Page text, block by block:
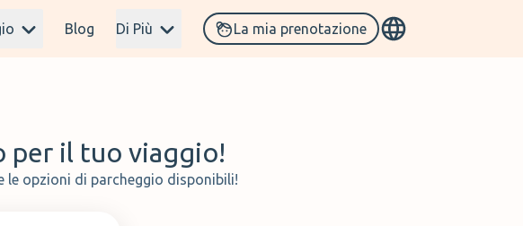
Blog Di Più La mia prenotazione
per il tuo viaggio!
le opzioni di parcheggio disponibili!